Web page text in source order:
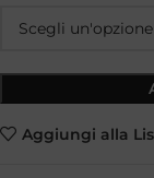
Aggiungi alla